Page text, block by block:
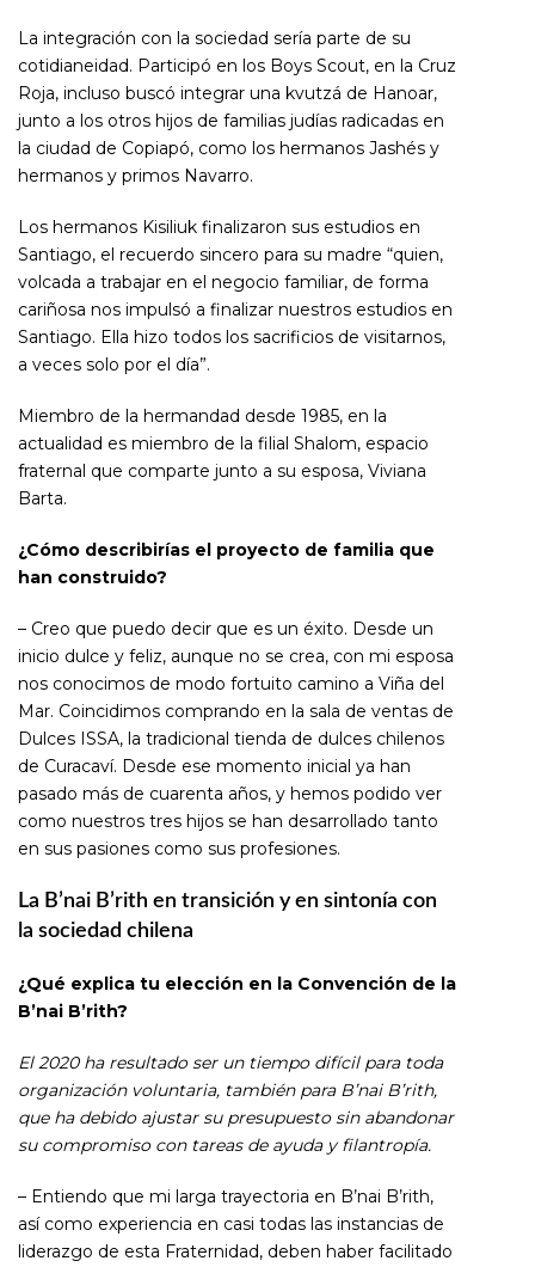
La integración con la sociedad sería parte de su
cotidianeidad. Participó en los Boys Scout, en la Cruz
Roja, incluso buscó integrar una kvutzá de Hanoar,
junto a los otros hijos de familias judías radicadas en
la ciudad de Copiapó, como los hermanos Jashés y
hermanos y primos Navarro.
Los hermanos Kisiliuk finalizaron sus estudios en
Santiago, el recuerdo sincero para su madre “quien,
volcada a trabajar en el negocio familiar, de forma
cariñosa nos impulsó a finalizar nuestros estudios en
Santiago. Ella hizo todos los sacrificios de visitarnos,
a veces solo por el día”.
Miembro de la hermandad desde 1985, en la
actualidad es miembro de la filial Shalom, espacio
fraternal que comparte junto a su esposa, Viviana
Barta.
¿Cómo describirías el proyecto de familia que
han construido?
– Creo que puedo decir que es un éxito. Desde un
inicio dulce y feliz, aunque no se crea, con mi esposa
nos conocimos de modo fortuito camino a Viña del
Mar. Coincidimos comprando en la sala de ventas de
Dulces ISSA, la tradicional tienda de dulces chilenos
de Curacaví. Desde ese momento inicial ya han
pasado más de cuarenta años, y hemos podido ver
como nuestros tres hijos se han desarrollado tanto
en sus pasiones como sus profesiones.
La B’nai B’rith en transición y en sintonía con
la sociedad chilena
¿Qué explica tu elección en la Convención de la
B’nai B’rith?
El 2020 ha resultado ser un tiempo difícil para toda
organización voluntaria, también para B’nai B’rith,
que ha debido ajustar su presupuesto sin abandonar
su compromiso con tareas de ayuda y filantropía.
– Entiendo que mi larga trayectoria en B’nai B’rith,
así como experiencia en casi todas las instancias de
liderazgo de esta Fraternidad, deben haber facilitado